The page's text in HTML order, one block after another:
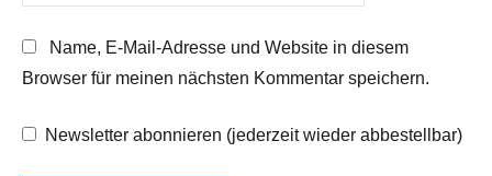
Name, E-Mail-Adresse und Website in diesem
Browser für meinen nächsten Kommentar speichern.
Newsletter abonnieren (jederzeit wieder abbestellbar)